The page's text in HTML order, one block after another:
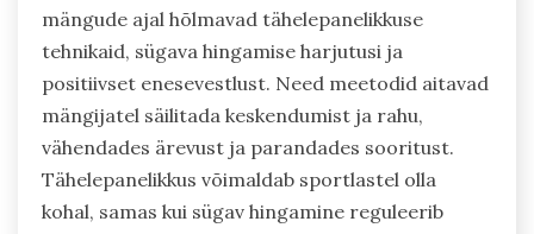
mängude ajal hõlmavad tähelepanelikkuse
tehnikaid, sügava hingamise harjutusi ja
positiivset enesevestlust. Need meetodid aitavad
mängijatel säilitada keskendumist ja rahu,
vähendades ärevust ja parandades sooritust.
Tähelepanelikkus võimaldab sportlastel olla
kohal, samas kui sügav hingamine reguleerib